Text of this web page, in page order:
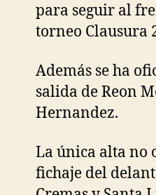
para seguir al
torneo Clausura
Además se ha
salida de Reon
Hernandez.
La única alta no
fichaje del